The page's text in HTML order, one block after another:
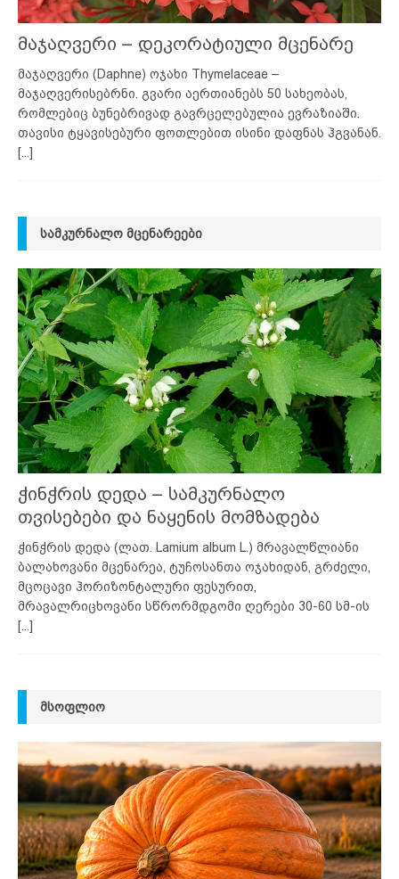
მაჯაღვერი – დეკორატიული მცენარე
მაჯაღვერი (Daphne) ოჯახი Thymelaceae –
მაჯაღვერისებრნი. გვარი აერთიანებს 50 სახეობას,
რომლებიც ბუნებრივად გავრცელებულია ევრაზიაში.
თავისი ტყავისებური ფოთლებით ისინი დაფნას ჰგვანან.
[...]
ᲡᲐᲛᲙᲣᲠᲜᲐᲚᲝ ᲛᲪᲔᲜᲐᲠᲔᲔᲑᲘ
ჭინჭრის დედა – სამკურნალო
თვისებები და ნაყენის მომზადება
ჭინჭრის დედა (ლათ. Lamium album L.) მრავალწლიანი
ბალახოვანი მცენარეა, ტუჩოსანთა ოჯახიდან, გრძელი,
მცოცავი ჰორიზონტალური ფესურით,
მრავალრიცხოვანი სწრორმდგომი ღერები 30-60 სმ-ის
[...]
ᲛᲡᲝᲤᲚᲘᲝ